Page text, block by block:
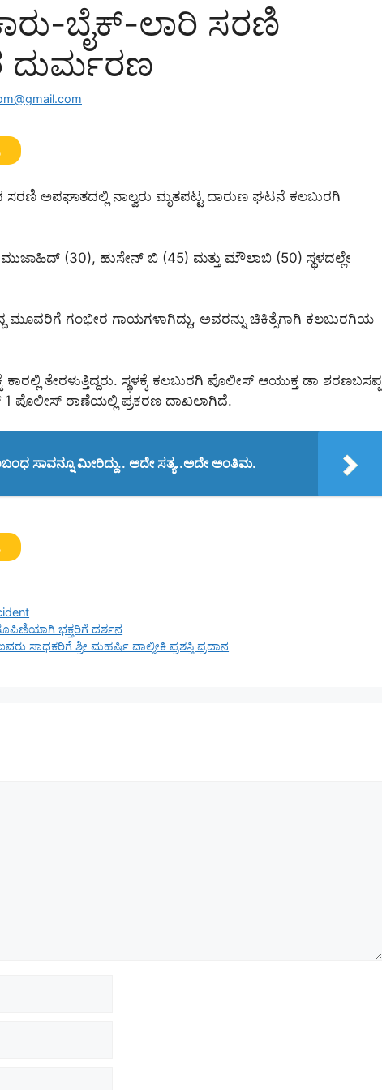
ಬೈಕ್-ಲಾರಿ ಸರಣಿ
ದುರ್ಮರಣ
ಸರಣಿ ಅಪಘಾತದಲ್ಲಿ ನಾಲ್ವರು ಮೃತಪಟ್ಟ ದಾರುಣ ಘಟನೆ ಕಲಬುರಗಿ
ಮುಜಾಹಿದ್‌ (30), ಹುಸೇನ್ ಬಿ (45) ಮತ್ತು ಮೌಲಾಬಿ (50) ಸ್ಥಳದಲ್ಲೇ
ಮೂವರಿಗೆ ಗಂಭೀರ ಗಾಯಗಳಾಗಿದ್ದು, ಅವರನ್ನು ಚಿಕಿತ್ಸೆಗಾಗಿ ಕಲಬುರಗಿಯ
ತೇರಳುತ್ತಿದ್ದರು. ಸ್ಥಳಕ್ಕೆ‌ ಕಲಬುರಗಿ ಪೊಲೀಸ್ ಆಯುಕ್ತ ಡಾ ಶರಣಬಸಪ್ಪ
ಪೊಲೀಸ್ ಠಾಣೆಯಲ್ಲಿ ಪ್ರಕರಣ ದಾಖಲಾಗಿದೆ.
ಸಾವನ್ನೂ ಮೀರಿದ್ದು.. ಅದೇ ಸತ್ಯ..ಅದೇ ಅಂತಿಮ.
ಭಕ್ತರಿಗೆ ದರ್ಶನ
ಸಾಧಕರಿಗೆ ಶ್ರೀ ಮಹರ್ಷಿ ವಾಲ್ಮೀಕಿ ಪ್ರಶಸ್ತಿ ಪ್ರದಾನ